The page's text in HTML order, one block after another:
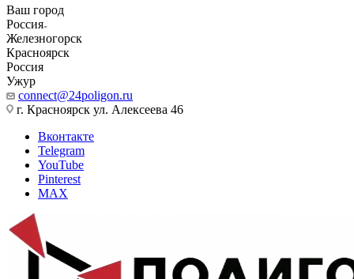
Ваш город
Россия
Железногорск
Красноярск
Россия
Ужур
connect@24poligon.ru
г. Красноярск ул. Алексеева 46
Вконтакте
Telegram
YouTube
Pinterest
MAX